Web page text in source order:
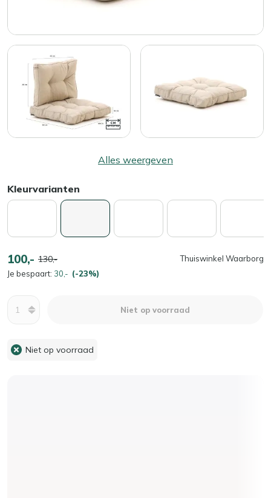
Alles weergeven
Kleurvarianten
100,- 130,-
Je bespaart: 30,- (-23%)
Thuiswinkel Waarborg
Niet op voorraad
Niet op voorraad